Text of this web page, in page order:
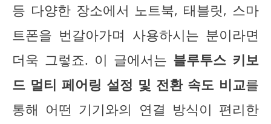
등 다양한 장소에서 노트북, 태블릿, 스마
트폰을 번갈아가며 사용하시는 분이라면
더욱 그렇죠. 이 글에서는 블루투스 키보
드 멀티 페어링 설정 및 전환 속도 비교를
통해 어떤 기기와의 연결 방식이 편리한